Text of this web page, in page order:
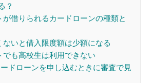
？
が借りられるカードローンの種類と
ないと借入限度額は少額になる
でも高校生は利用できない
ドローンを申し込むときに審査で見